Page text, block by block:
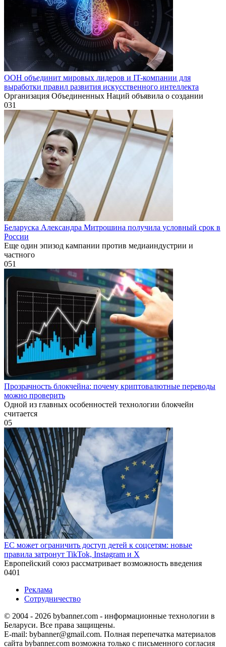
ООН объединит мировых лидеров и IT-компании для
выработки правил развития искусственного интеллекта
Организация Объединенных Наций объявила о создании
031
Беларуска Александра Митрошина получила условный срок в
России
Еще один эпизод кампании против медиаиндустрии и
частного
051
Прозрачность блокчейна: почему криптовалютные переводы
можно проверить
Одной из главных особенностей технологии блокчейн
считается
05
ЕС может ограничить доступ детей к соцсетям: новые
правила затронут TikTok, Instagram и X
Европейский союз рассматривает возможность введения
0401
Реклама
Сотрудничество
© 2004 - 2026 bybanner.com - информационные технологии в
Беларуси. Все права защищены.
E-mail: bybanner@gmail.com. Полная перепечатка материалов
сайта bybanner.com возможна только с письменного согласия